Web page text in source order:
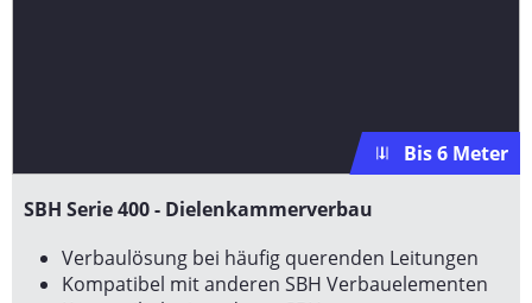
Bis 6 Meter
SBH Serie 400 - Dielenkammerverbau
Verbaulösung bei häufig querenden Leitungen
Kompatibel mit anderen SBH Verbauelementen